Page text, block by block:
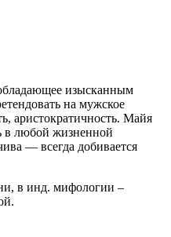
изысканным
на мужское
аристократичность. Майя
в любой жизненной
— всегда добивается
в инд. мифологии –